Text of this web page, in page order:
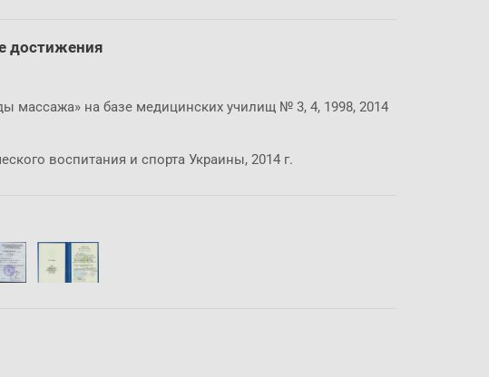
достижения
массажа» на базе медицинских училищ № 3, 4, 1998, 2014
воспитания и спорта Украины, 2014 г.